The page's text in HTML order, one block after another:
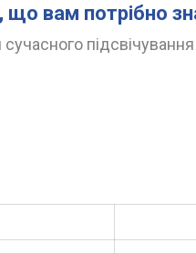
що вам потрібно